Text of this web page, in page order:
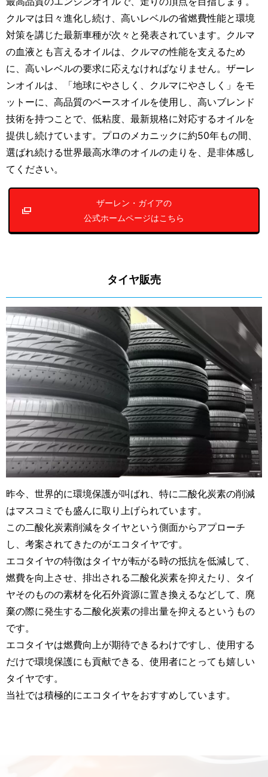
クルマは日々進化し続け、高いレベルの省燃費性能と環境
対策を講じた最新車種が次々と発表されています。クルマ
の血液とも言えるオイルは、クルマの性能を支えるため
に、高いレベルの要求に応えなければなりません。ザーレ
ンオイルは、「地球にやさしく、クルマにやさしく」をモ
ットーに、高品質のベースオイルを使用し、高いブレンド
技術を持つことで、低粘度、最新規格に対応するオイルを
提供し続けています。プロのメカニックに約50年もの間、
選ばれ続ける世界最高水準のオイルの走りを、是非体感し
てください。
ザーレン・ガイアの
公式ホームページはこちら
タイヤ販売
昨今、世界的に環境保護が叫ばれ、特に二酸化炭素の削減
はマスコミでも盛んに取り上げられています。
この二酸化炭素削減をタイヤという側面からアプローチ
し、考案されてきたのがエコタイヤです。
エコタイヤの特徴はタイヤが転がる時の抵抗を低減して、
燃費を向上させ、排出される二酸化炭素を抑えたり、タイ
ヤそのものの素材を化石外資源に置き換えるなどして、廃
棄の際に発生する二酸化炭素の排出量を抑えるというもの
です。
エコタイヤは燃費向上が期待できるわけですし、使用する
だけで環境保護にも貢献できる、使用者にとっても嬉しい
タイヤです。
当社では積極的にエコタイヤをおすすめしています。